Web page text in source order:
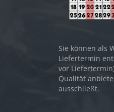
Sie können als
Liefertermin
vor
Qualität
ausschließt.